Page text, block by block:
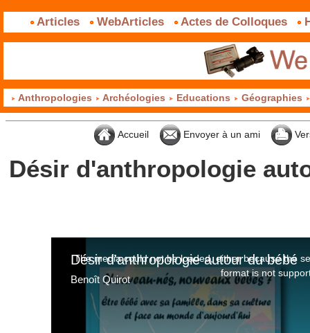
Articles WebArticles Actes de Colloques
Anthropologies Archéologies Educations Géographies
Accueil Envoyer à un ami
Désir d'anthropologie